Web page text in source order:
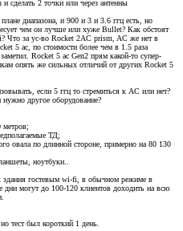
сделать 2 точки или через антенны
диапазона, и 900 и 3 и 3.6 ггц есть, но
чем он лучше или хуже Bullet? Как обстоят
Что за ус-во Rocket 2AC prism, AC же нет в
5 ac, по стоимости более чем в 1.5 раза
Rocket 5 ac Gen2 прям какой-то супер-
опять же сильных отличий от других Rocket 5
если 5 ггц то стремиться к AC или нет?
другое оборудование?
метров;
ТД;
овала по длинной стороне, примерно на 80 130
ноутбуки..
здания гостевым wi-fi, в обычном режиме в
дни могут до 100-120 клиентов доходить на всю
тест был короткий 1 день.